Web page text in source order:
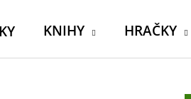
KNIHY HRAČKY